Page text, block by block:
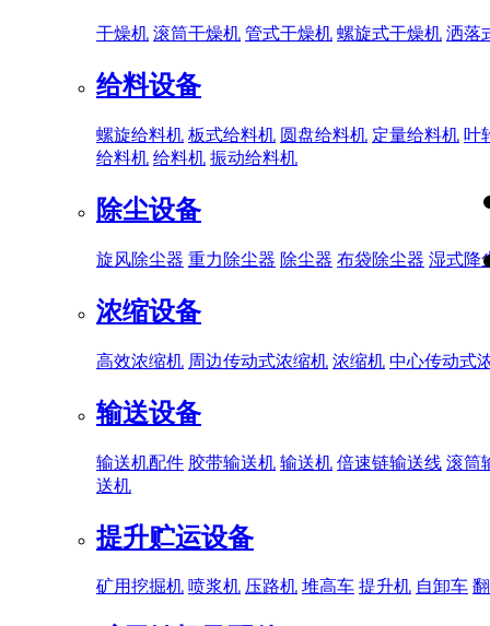
干燥机 滚筒干燥机 管式干燥机 螺旋式干燥机 洒落
给料设备
螺旋给料机 板式给料机 圆盘给料机 定量给料机 叶
给料机 给料机 振动给料机
除尘设备
旋风除尘器 重力除尘器 除尘器 布袋除尘器 湿式降
浓缩设备
高效浓缩机 周边传动式浓缩机 浓缩机 中心传动式
输送设备
输送机配件 胶带输送机 输送机 倍速链输送线 滚筒
送机
提升贮运设备
矿用挖掘机 喷浆机 压路机 堆高车 提升机 自卸车